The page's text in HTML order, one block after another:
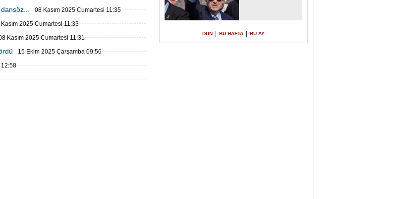
08 Kasım 2025 Cumartesi 11:35
2025 Cumartesi 11:33
Kasım 2025 Cumartesi 11:31
15 Ekim 2025 Çarşamba 09:56
12:58
DÜN BU HAFTA BU AY